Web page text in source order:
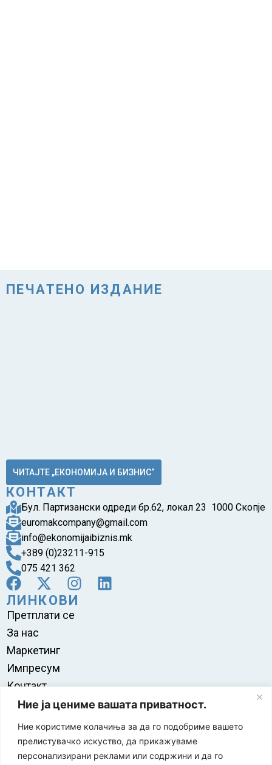
Ние ја цениме вашата приватност.
Ние користиме колачиња за да го подобриме вашето
прелистувачко искуство, да прикажуваме
персонализирани реклами или содржини и да го
ПЕЧАТЕНО ИЗДАНИЕ
ЧИТАЈТЕ „ЕКОНОМИЈА И БИЗНИС“
КОНТАКТ
Бул. Партизански одреди бр.62, локал 23 1000 Скопје
euromakcompany@gmail.com
info@ekonomijaibiznis.mk
+389 (0)23211-915
075 421 362
ЛИНКОВИ
Претплати се
За нас
Маркетинг
Импресум
Контакт
Правила на користење